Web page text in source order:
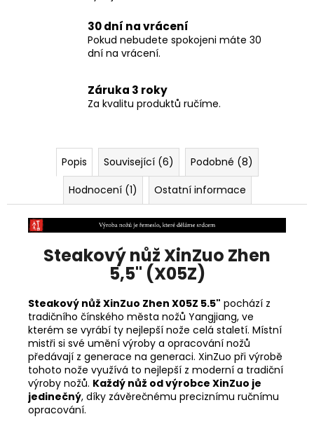
30 dní na vrácení
Pokud nebudete spokojeni máte 30
dní na vrácení.
Záruka 3 roky
Za kvalitu produktů ručíme.
Popis Související (6)
Podobné (8)
Hodnocení (1)
Ostatní informace
Steakový nůž XinZuo Zhen
5,5" (X05Z)
Steakový nůž XinZuo Zhen X05Z 5.5" pochází z
tradičního čínského města nožů Yangjiang, ve
kterém se vyrábí ty nejlepší nože celá staletí. Místní
mistři si své umění výroby a opracování nožů
předávají z generace na generaci. XinZuo při výrobě
tohoto nože využívá to nejlepší z moderní a tradiční
výroby nožů. Každý nůž od výrobce XinZuo je
jedinečný, díky závěrečnému preciznímu ručnímu
opracování.